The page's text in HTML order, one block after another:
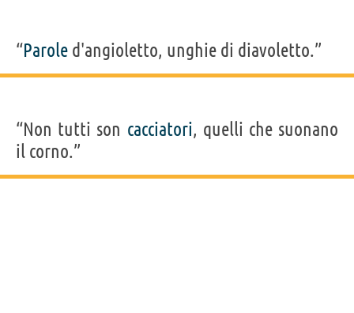
“Parole d'angioletto, unghie di diavoletto.”
“Non tutti son cacciatori, quelli che suonano
il corno.”